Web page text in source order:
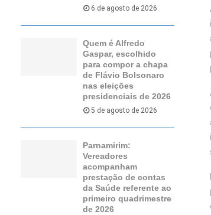
6 de agosto de 2026
Quem é Alfredo
Gaspar, escolhido
para compor a chapa
de Flávio Bolsonaro
nas eleições
presidenciais de 2026
5 de agosto de 2026
Parnamirim:
Vereadores
acompanham
prestação de contas
da Saúde referente ao
primeiro quadrimestre
de 2026